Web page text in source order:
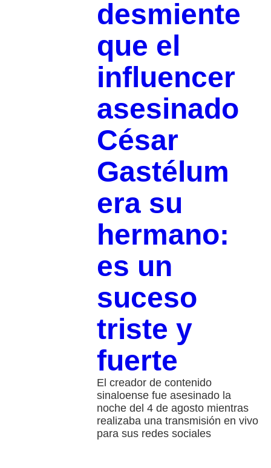
desmiente
que el
influencer
asesinado
César
Gastélum
era su
hermano:
es un
suceso
triste y
fuerte
El creador de contenido
sinaloense fue asesinado la
noche del 4 de agosto mientras
realizaba una transmisión en vivo
para sus redes sociales